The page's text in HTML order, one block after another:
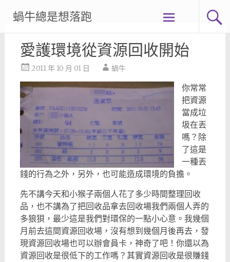
content
蝸牛總是想落跑
愛護環境從資源回收開始
2011 年 10 月 01 日 蝸牛
你常常
把資源
當成垃
圾在丟
嗎？除
了這是
一種丟
錢的行為之外，另外，也可能造成環境的負擔。
先不講今天和小猴子兩個人花了多少時間整理回收
品，也不講為了把回收品拿去回收場我們兩個人弄的
多狼狽，最少這是我們對環保的一點小心意。 我幾個
月前去這間資源回收場，沒有想到幾個月後再去，發
現資源回收場也可以辦會員卡，神奇了吧！你還以為
資源回收是很低下的工作嗎？其實資源回收是很賺錢